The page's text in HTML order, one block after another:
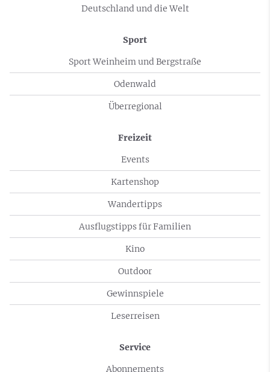
Deutschland und die Welt
Sport
Sport Weinheim und Bergstraße
Odenwald
Überregional
Freizeit
Events
Kartenshop
Wandertipps
Ausflugstipps für Familien
Kino
Outdoor
Gewinnspiele
Leserreisen
Service
Abonnements